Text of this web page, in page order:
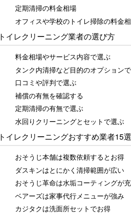
定期清掃の料金相場
オフィスや学校のトイレ掃除の料金
トイレクリーニング業者の選び方
料金相場やサービス内容で選ぶ
タンク内清掃など目的のオプション
口コミや評判で選ぶ
補償の有無を確認する
定期清掃の有無で選ぶ
水回りクリーニングとセットで選ぶ
トイレクリーニングおすすめ業者15選
おそうじ本舗は複数依頼するとお得
ダスキンはとにかく清掃範囲が広い
おそうじ革命は水垢コーティングが
ベアーズは家事代行メニューが強み
カジタクは洗面所セットでお得